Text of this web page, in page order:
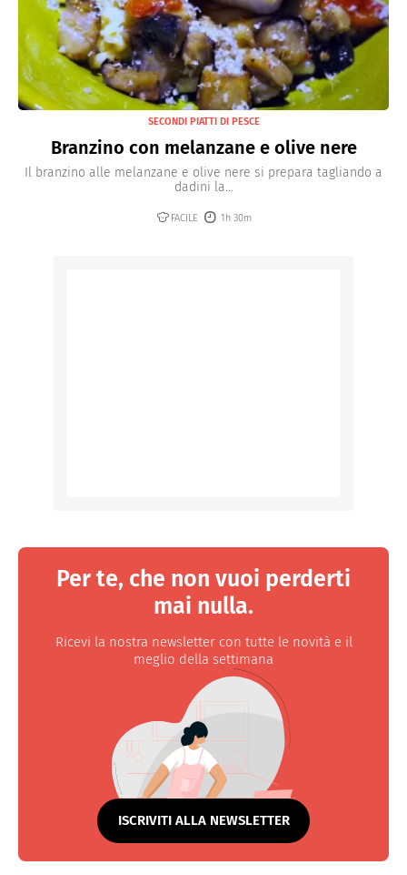
SECONDI PIATTI DI PESCE
Branzino con melanzane e olive nere
Il branzino alle melanzane e olive nere si prepara tagliando a
dadini la...
FACILE 1h 30m
Per te, che non vuoi perderti
mai nulla.
Ricevi la nostra newsletter con tutte le novità e il
meglio della settimana
ISCRIVITI ALLA NEWSLETTER